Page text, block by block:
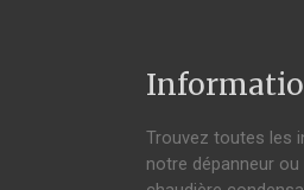
Trouvez toutes les
notre dépanneur